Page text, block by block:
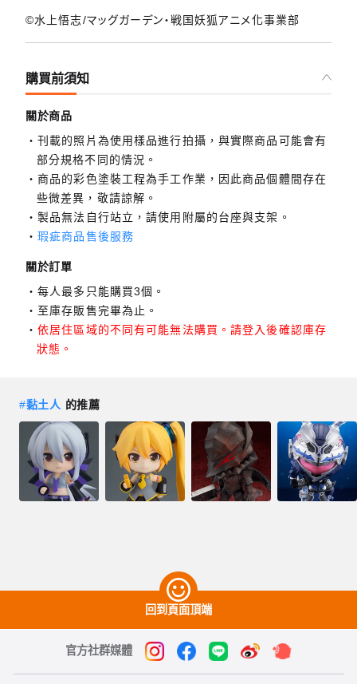
©水上悟志/マッグガーデン・戦国妖狐アニメ化事業部
購買前須知
關於商品
刊載的照片為使用樣品進行拍攝，與實際商品可能會有
部分規格不同的情況。
商品的彩色塗裝工程為手工作業，因此商品個體間存在
些微差異，敬請諒解。
製品無法自行站立，請使用附屬的台座與支架。
瑕疵商品售後服務
關於訂單
每人最多只能購買3個。
至庫存販售完畢為止。
依居住區域的不同有可能無法購買。請登入後確認庫存
狀態。
#黏土人 的推薦
回到頁面頂端
官方社群媒體